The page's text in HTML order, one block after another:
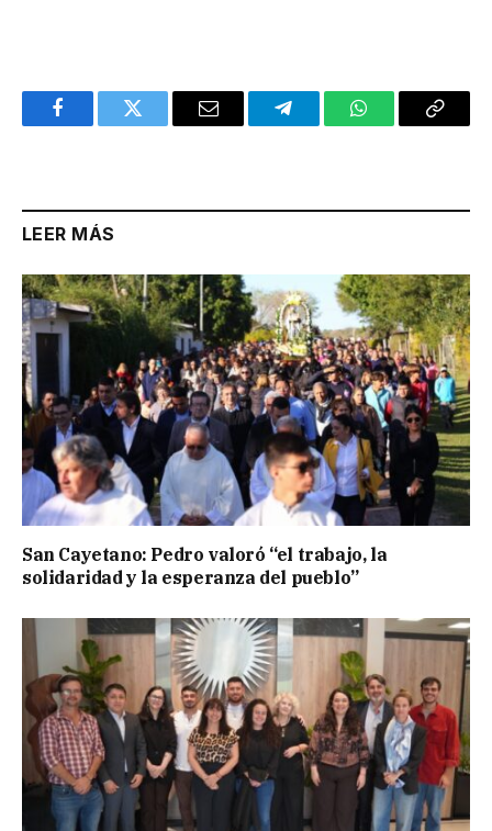
FacebookTwitter Email TelegramWhatsAppCopy
LEER MÁS
San Cayetano: Pedro valoró “el trabajo, la
solidaridad y la esperanza del pueblo”